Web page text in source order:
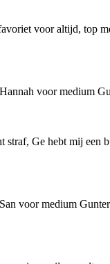
voor altijd, top
straf, Ge hebt mij een